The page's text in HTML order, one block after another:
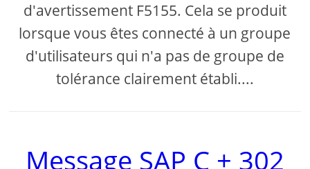
d'avertissement F5155. Cela se produit
lorsque vous êtes connecté à un groupe
d'utilisateurs qui n'a pas de groupe de
tolérance clairement établi....
Message SAP C + 302